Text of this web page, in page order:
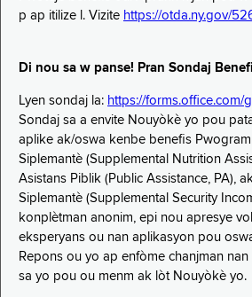
p ap itilize l. Vizite https://otda.ny.gov/
Di nou sa w panse! Pran Sondaj
Lyen sondaj la: https://forms.office.com/
Sondaj sa a envite Nouyòkè yo pou
aplike ak/oswa kenbe benefis
Siplemantè (Supplemental Nutrition
Asistans Piblik (Public Assistance, PA),
Siplemantè (Supplemental Security
konplètman anonim, epi nou apresye
eksperyans ou nan aplikasyon pou
Repons ou yo ap enfòme chanjman
sa yo pou ou menm ak lòt Nouyòkè yo.